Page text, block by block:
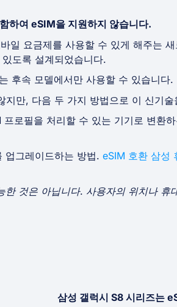
하여 eSIM을 지원하지 않습니다.
일 요금제를 사용할 수 있게 해주는
도록 설계되었습니다.
후속 모델에서만 사용할 수 있습니다.
만, 다음 두 가지 방법으로 이 신기
로필을 처리할 수 있는 기기로 변환
업그레이드하는 방법.eSIM 호환 삼성
것은 아닙니다. 사용자의 위치나 휴
삼성 갤럭시 S8 시리즈는